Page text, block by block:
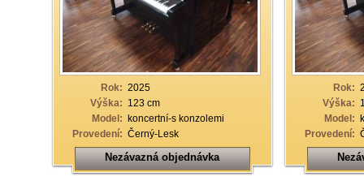
Rok: 2025
Výška: 123 cm
Model: koncertní-s konzolemi
Provedení: Černý-Lesk
Nezávazná objednávka
Rok:
Výška:
Model:
Provedení: